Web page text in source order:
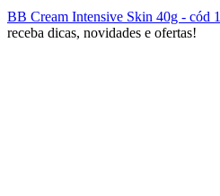
BB Cream Intensive Skin 40g - cód
receba dicas, novidades e ofertas!